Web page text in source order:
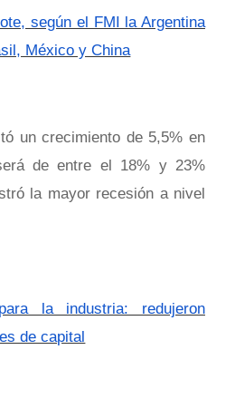
según el FMI la Argentina
México y China
un crecimiento de 5,5% en
de entre el 18% y 23%
la mayor recesión a nivel
la industria: redujeron
de capital